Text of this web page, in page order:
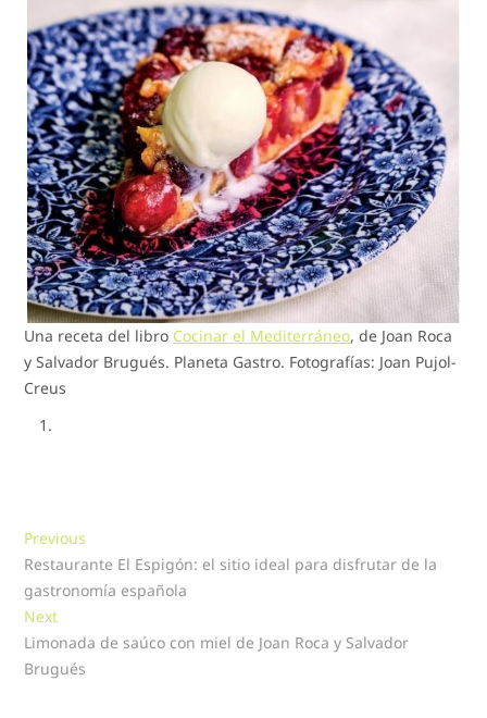
Una receta del libro Cocinar el Mediterráneo, de Joan Roca
y Salvador Brugués. Planeta Gastro. Fotografías: Joan Pujol-
Creus
Navegación
de
entradas
Previous
post:
Restaurante El Espigón: el sitio ideal para disfrutar de la
gastronomía española
NextNext
post:
Limonada de saúco con miel de Joan Roca y Salvador
Brugués